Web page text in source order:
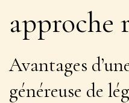
approche
Avantages
généreuse de